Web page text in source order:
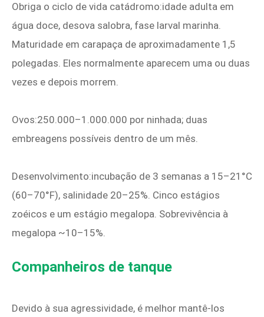
Obriga o ciclo de vida catádromo:idade adulta em
água doce, desova salobra, fase larval marinha.
Maturidade em carapaça de aproximadamente 1,5
polegadas. Eles normalmente aparecem uma ou duas
vezes e depois morrem.
Ovos:250.000–1.000.000 por ninhada; duas
embreagens possíveis dentro de um mês.
Desenvolvimento:incubação de 3 semanas a 15–21°C
(60–70°F), salinidade 20–25%. Cinco estágios
zoéicos e um estágio megalopa. Sobrevivência à
megalopa ~10–15%.
Companheiros de tanque
Devido à sua agressividade, é melhor mantê-los